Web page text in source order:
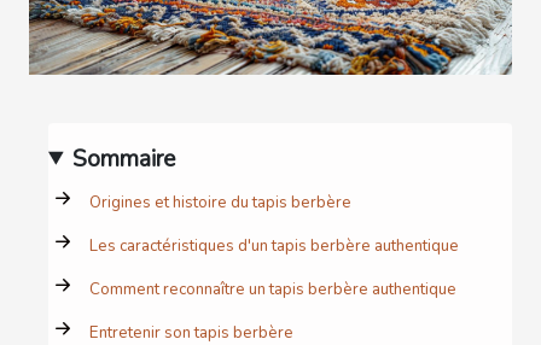
Sommaire
Origines et histoire du tapis berbère
Les caractéristiques d'un tapis berbère authentique
Comment reconnaître un tapis berbère authentique
Entretenir son tapis berbère